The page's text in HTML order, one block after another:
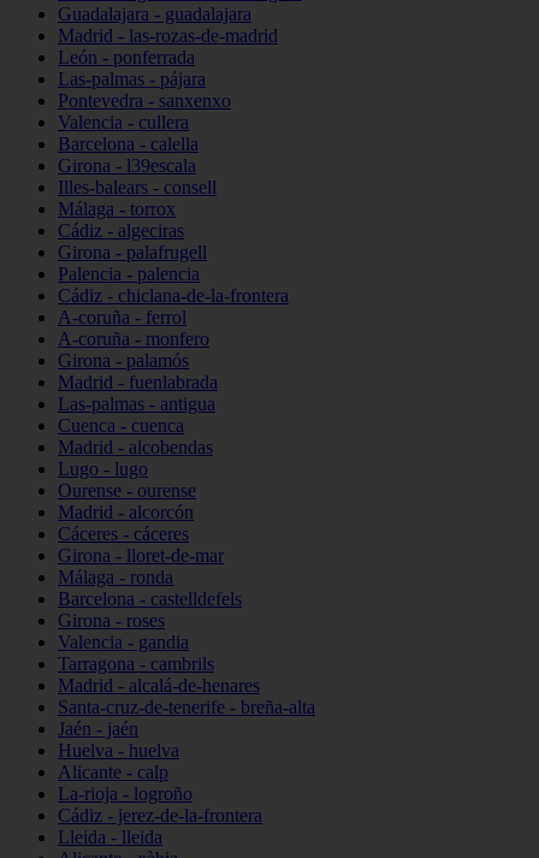
Guadalajara - guadalajara
Madrid - las-rozas-de-madrid
León - ponferrada
Las-palmas - pájara
Pontevedra - sanxenxo
Valencia - cullera
Barcelona - calella
Girona - l39escala
Illes-balears - consell
Málaga - torrox
Cádiz - algeciras
Girona - palafrugell
Palencia - palencia
Cádiz - chiclana-de-la-frontera
A-coruña - ferrol
A-coruña - monfero
Girona - palamós
Madrid - fuenlabrada
Las-palmas - antigua
Cuenca - cuenca
Madrid - alcobendas
Lugo - lugo
Ourense - ourense
Madrid - alcorcón
Cáceres - cáceres
Girona - lloret-de-mar
Málaga - ronda
Barcelona - castelldefels
Girona - roses
Valencia - gandia
Tarragona - cambrils
Madrid - alcalá-de-henares
Santa-cruz-de-tenerife - breña-alta
Jaén - jaén
Huelva - huelva
Alicante - calp
La-rioja - logroño
Cádiz - jerez-de-la-frontera
Lleida - lleida